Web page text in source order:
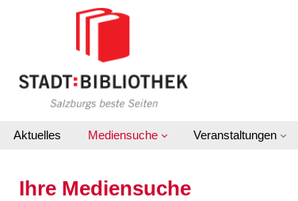
Zu den Suchfiltern springen
Zur Trefferliste springen
Aktuelles Mediensuche Veranstaltungen
Ihre Mediensuche